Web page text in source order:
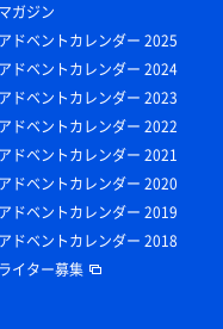
マガジン
アドベントカレンダー 2025
アドベントカレンダー 2024
アドベントカレンダー 2023
アドベントカレンダー 2022
アドベントカレンダー 2021
アドベントカレンダー 2020
アドベントカレンダー 2019
アドベントカレンダー 2018
ライター募集